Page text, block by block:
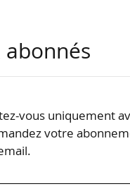
cinq
abonnés
vous uniquement
votre